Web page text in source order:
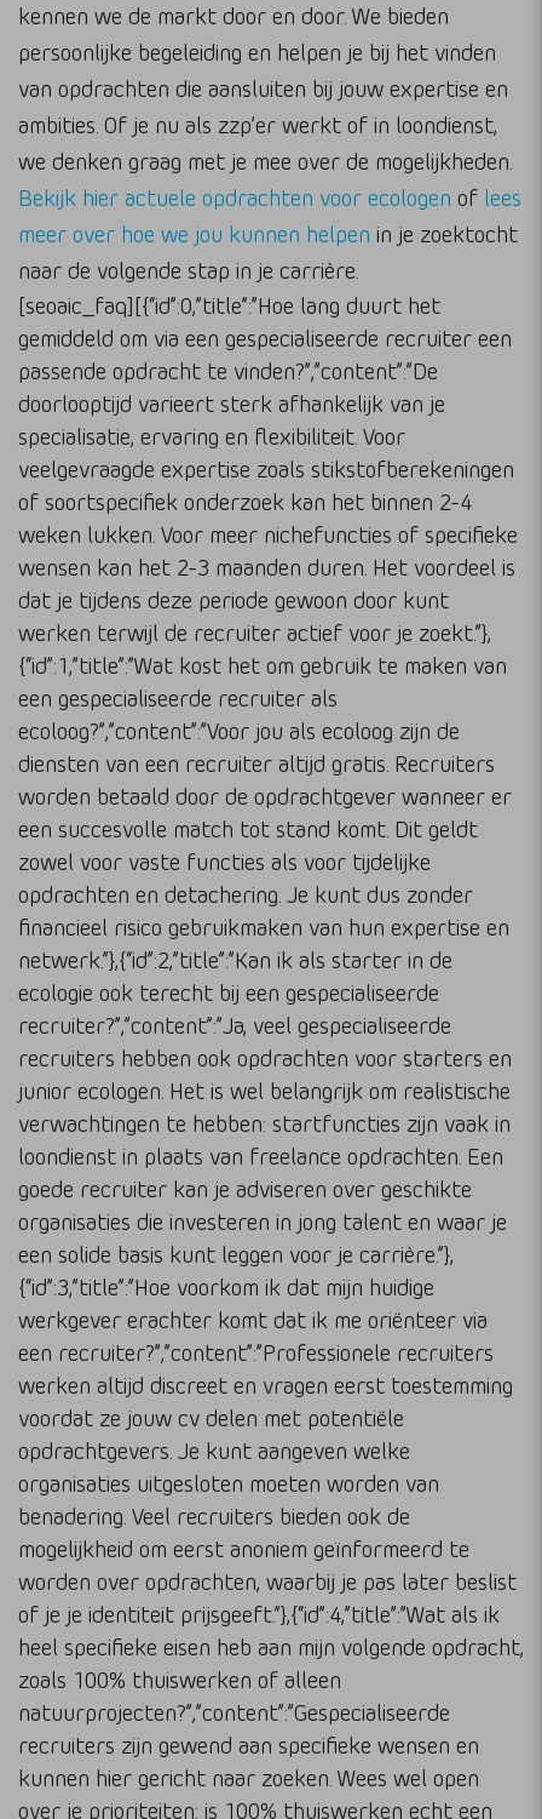
kennen we de markt door en door. We bieden
persoonlijke begeleiding en helpen je bij het vinden
van opdrachten die aansluiten bij jouw expertise en
ambities. Of je nu als zzp’er werkt of in loondienst,
we denken graag met je mee over de mogelijkheden.
Bekijk hier actuele opdrachten voor ecologen of lees
meer over hoe we jou kunnen helpen in je zoektocht
naar de volgende stap in je carrière.
[seoaic_faq][{“id”:0,”title”:”Hoe lang duurt het
gemiddeld om via een gespecialiseerde recruiter een
passende opdracht te vinden?”,”content”:”De
doorlooptijd varieert sterk afhankelijk van je
specialisatie, ervaring en flexibiliteit. Voor
veelgevraagde expertise zoals stikstofberekeningen
of soortspecifiek onderzoek kan het binnen 2-4
weken lukken. Voor meer nichefuncties of specifieke
wensen kan het 2-3 maanden duren. Het voordeel is
dat je tijdens deze periode gewoon door kunt
werken terwijl de recruiter actief voor je zoekt.”},
{“id”:1,”title”:”Wat kost het om gebruik te maken van
een gespecialiseerde recruiter als
ecoloog?”,”content”:”Voor jou als ecoloog zijn de
diensten van een recruiter altijd gratis. Recruiters
worden betaald door de opdrachtgever wanneer er
een succesvolle match tot stand komt. Dit geldt
zowel voor vaste functies als voor tijdelijke
opdrachten en detachering. Je kunt dus zonder
financieel risico gebruikmaken van hun expertise en
netwerk.”},{“id”:2,”title”:”Kan ik als starter in de
ecologie ook terecht bij een gespecialiseerde
recruiter?”,”content”:”Ja, veel gespecialiseerde
recruiters hebben ook opdrachten voor starters en
junior ecologen. Het is wel belangrijk om realistische
verwachtingen te hebben: startfuncties zijn vaak in
loondienst in plaats van freelance opdrachten. Een
goede recruiter kan je adviseren over geschikte
organisaties die investeren in jong talent en waar je
een solide basis kunt leggen voor je carrière.”},
{“id”:3,”title”:”Hoe voorkom ik dat mijn huidige
werkgever erachter komt dat ik me oriënteer via
een recruiter?”,”content”:”Professionele recruiters
werken altijd discreet en vragen eerst toestemming
voordat ze jouw cv delen met potentiële
opdrachtgevers. Je kunt aangeven welke
organisaties uitgesloten moeten worden van
benadering. Veel recruiters bieden ook de
mogelijkheid om eerst anoniem geïnformeerd te
worden over opdrachten, waarbij je pas later beslist
of je je identiteit prijsgeeft.”},{“id”:4,”title”:”Wat als ik
heel specifieke eisen heb aan mijn volgende opdracht,
zoals 100% thuiswerken of alleen
natuurprojecten?”,”content”:”Gespecialiseerde
recruiters zijn gewend aan specifieke wensen en
kunnen hier gericht naar zoeken. Wees wel open
over je prioriteiten: is 100% thuiswerken echt een